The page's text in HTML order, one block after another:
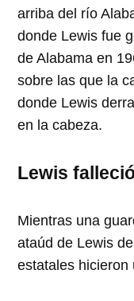
arriba del río
donde Lewis fue
de Alabama en
sobre las que la
donde Lewis
en la cabeza.
Lewis
Mientras una
ataúd de Lewis
estatales hicieron